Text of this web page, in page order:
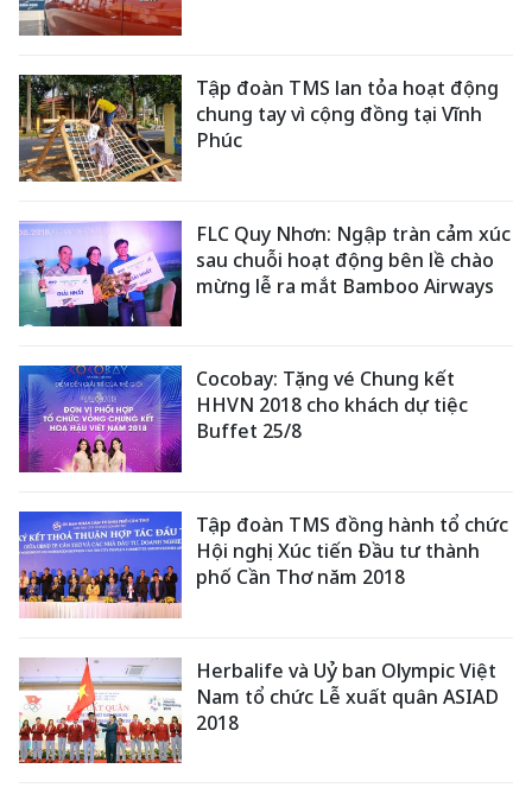
Tập đoàn TMS lan tỏa hoạt động
chung tay vì cộng đồng tại Vĩnh
Phúc
FLC Quy Nhơn: Ngập tràn cảm xúc
sau chuỗi hoạt động bên lề chào
mừng lễ ra mắt Bamboo Airways
Cocobay: Tặng vé Chung kết
HHVN 2018 cho khách dự tiệc
Buffet 25/8
Tập đoàn TMS đồng hành tổ chức
Hội nghị Xúc tiến Đầu tư thành
phố Cần Thơ năm 2018
Herbalife và Uỷ ban Olympic Việt
Nam tổ chức Lễ xuất quân ASIAD
2018